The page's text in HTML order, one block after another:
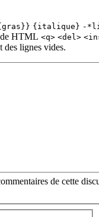
{italique} -
HTML <q> <del>
des lignes vides.
de cette